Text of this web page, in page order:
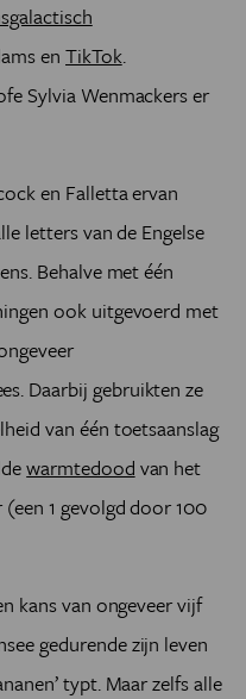
enTikTok.
Sylvia Wenmackers er
en Falletta ervan
letters van de Engelse
Behalve met één
ook uitgevoerd met
Daarbij gebruikten ze
van één toetsaanslag
warmtedood van het
1 gevolgd door 100
kans van ongeveer vijf
gedurende zijn leven
typt. Maar zelfs alle